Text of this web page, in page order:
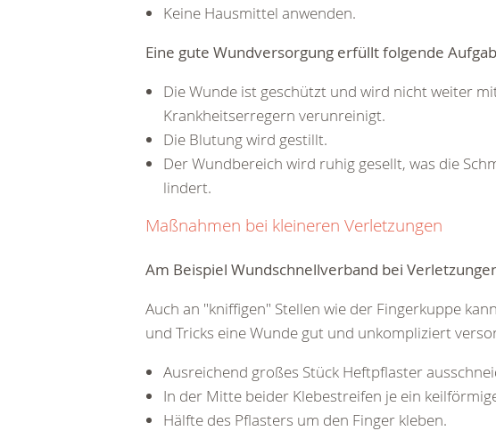
Keine Hausmittel anwenden.
Eine gute Wundversorgung erfüllt folgende
Die Wunde ist geschützt und wird nicht weiter
Krankheitserregern verunreinigt.
Die Blutung wird gestillt.
Der Wundbereich wird ruhig gesellt, was die
lindert.
Maßnahmen bei kleineren Verletzungen
Am Beispiel Wundschnellverband bei
Auch an "kniffigen" Stellen wie der Fingerkuppe
und Tricks eine Wunde gut und unkompliziert
Ausreichend großes Stück Heftpflaster
In der Mitte beider Klebestreifen je ein
Hälfte des Pflasters um den Finger kleben.